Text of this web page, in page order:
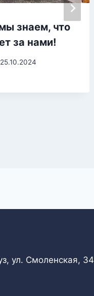
знаем, что
за нами!
25.10.2024
ул. Смоленская, 34